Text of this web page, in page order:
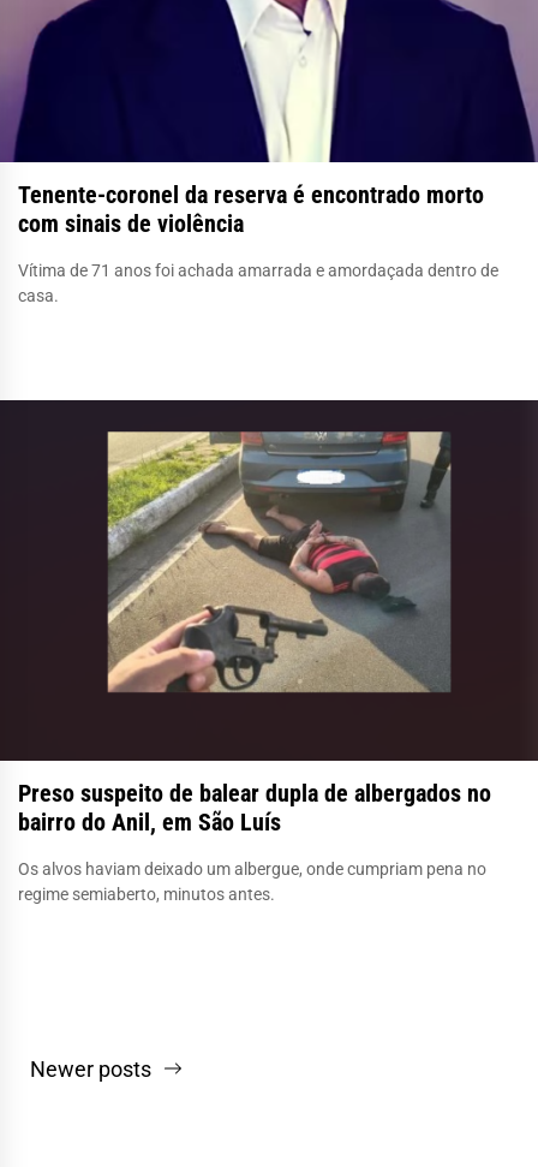
Tenente-coronel da reserva é encontrado morto
com sinais de violência
Vítima de 71 anos foi achada amarrada e amordaçada dentro de
casa.
Preso suspeito de balear dupla de albergados no
bairro do Anil, em São Luís
Os alvos haviam deixado um albergue, onde cumpriam pena no
regime semiaberto, minutos antes.
Navegação
Newer posts